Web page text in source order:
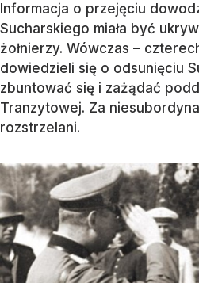
Informacja o przejęciu
Sucharskiego miała być
żołnierzy. Wówczas –
dowiedzieli się o odsunięciu
zbuntować się i zażądać
Tranzytowej. Za
rozstrzelani.